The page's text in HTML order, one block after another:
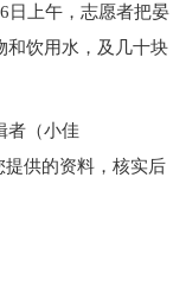
日上午，志愿者把晏
和饮用水，及几十块
者（小佳
提供的资料，核实后